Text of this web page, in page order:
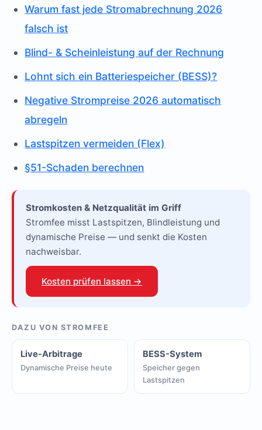
Warum fast jede Stromabrechnung 2026
falsch ist
Blind- & Scheinleistung auf der Rechnung
Lohnt sich ein Batteriespeicher (BESS)?
Negative Strompreise 2026 automatisch
abregeln
Lastspitzen vermeiden (Flex)
§51-Schaden berechnen
Stromkosten & Netzqualität im Griff
Stromfee misst Lastspitzen, Blindleistung und
dynamische Preise — und senkt die Kosten
nachweisbar.
Kosten prüfen lassen →
DAZU VON STROMFEE
Live-Arbitrage
Dynamische Preise heute
BESS-System
Speicher gegen
Lastspitzen